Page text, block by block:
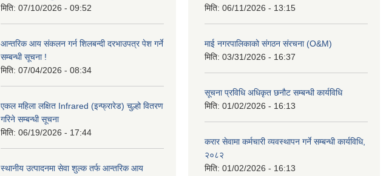
मिति: 07/10/2026 - 09:52
आन्तरिक आय संकलन गर्न शिलबन्दी दरभाउपत्र पेश गर्ने
सम्बन्धी सूचना !
मिति: 07/04/2026 - 08:34
एकल महिला लक्षित Infrared (इन्फ्रारेड) चुल्हो वितरण
गरिने सम्बन्धी सूचना
मिति: 06/19/2026 - 17:44
स्थानीय उत्पादनमा सेवा शुल्क तर्फ आन्तरिक आय
मिति: 06/11/2026 - 13:15
माई नगरपालिकाको संगठन संरचना (O&M)
मिति: 03/31/2026 - 16:37
सूचना प्रविधि अधिकृत छनौट सम्बन्धी कार्यविधि
मिति: 01/02/2026 - 16:13
करार सेवामा कर्मचारी व्यवस्थापन गर्ने सम्बन्धी कार्यविधि,
२०८२
मिति: 01/02/2026 - 16:13